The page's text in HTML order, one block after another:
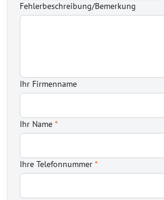
Fehlerbeschreibung/Bemerkung
Ihr Firmenname
Ihr Name *
Ihre Telefonnummer *